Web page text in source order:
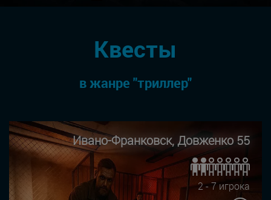
Квесты
в жанре "триллер"
Ивано-Франковск, Довженко 55
2 - 7 игрока